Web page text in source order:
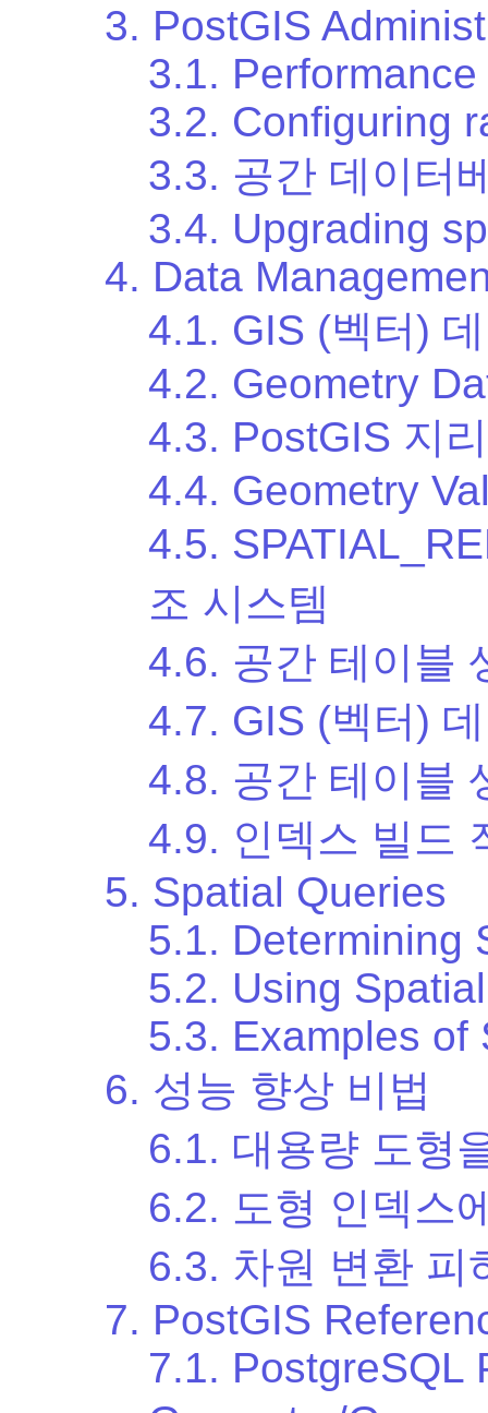
3. PostGIS
3.1.
3.2. Configuring
3.3. 공간 데이터
3.4. Upgrading
4. Data
4.1. GIS (벡터)
4.2. Geometry
4.3. PostGIS 지
4.4. Geometry
4.5.
조 시스템
4.6. 공간 테이블
4.7. GIS (벡터)
4.8. 공간 테이블
4.9. 인덱스 빌드
5. Spatial Queries
5.1. Determining
5.2. Using
5.3. Examples of
6. 성능 향상 비법
6.1. 대용량 도형
6.2. 도형 인덱스
6.3. 차원 변환 피
7. PostGIS
7.1. PostgreSQL